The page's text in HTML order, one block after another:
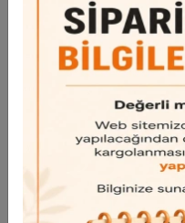
Garanti ve Teslimat
Taksit Seçenekleri
Bu ürün için